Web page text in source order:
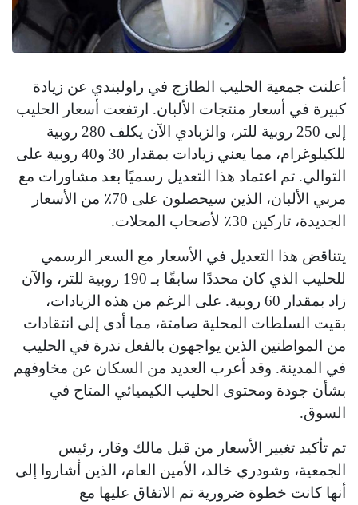
أعلنت جمعية الحليب الطازج في راولبندي عن زيادة
كبيرة في أسعار منتجات الألبان. ارتفعت أسعار الحليب
إلى 250 روبية للتر، والزبادي الآن يكلف 280 روبية
للكيلوغرام، مما يعني زيادات بمقدار 30 و40 روبية على
التوالي. تم اعتماد هذا التعديل رسميًا بعد مشاورات مع
مربي الألبان، الذين سيحصلون على 70٪ من الأسعار
الجديدة، تاركين 30٪ لأصحاب المحلات.
يتناقض هذا التعديل في الأسعار مع السعر الرسمي
للحليب الذي كان محددًا سابقًا بـ 190 روبية للتر، والآن
زاد بمقدار 60 روبية. على الرغم من هذه الزيادات،
بقيت السلطات المحلية صامتة، مما أدى إلى انتقادات
من المواطنين الذين يواجهون بالفعل ندرة في الحليب
في المدينة. وقد أعرب العديد من السكان عن مخاوفهم
بشأن جودة ومحتوى الحليب الكيميائي المتاح في
السوق.
تم تأكيد تغيير الأسعار من قبل مالك وقار، رئيس
الجمعية، وشودري خالد، الأمين العام، الذين أشاروا إلى
أنها كانت خطوة ضرورية تم الاتفاق عليها مع